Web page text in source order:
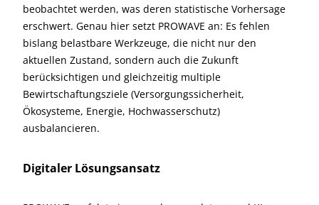
beobachtet werden, was deren statistische Vorhersage
erschwert. Genau hier setzt PROWAVE an: Es fehlen
bislang belastbare Werkzeuge, die nicht nur den
aktuellen Zustand, sondern auch die Zukunft
berücksichtigen und gleichzeitig multiple
Bewirtschaftungsziele (Versorgungssicherheit,
Ökosysteme, Energie, Hochwasserschutz)
ausbalancieren.
Digitaler Lösungsansatz